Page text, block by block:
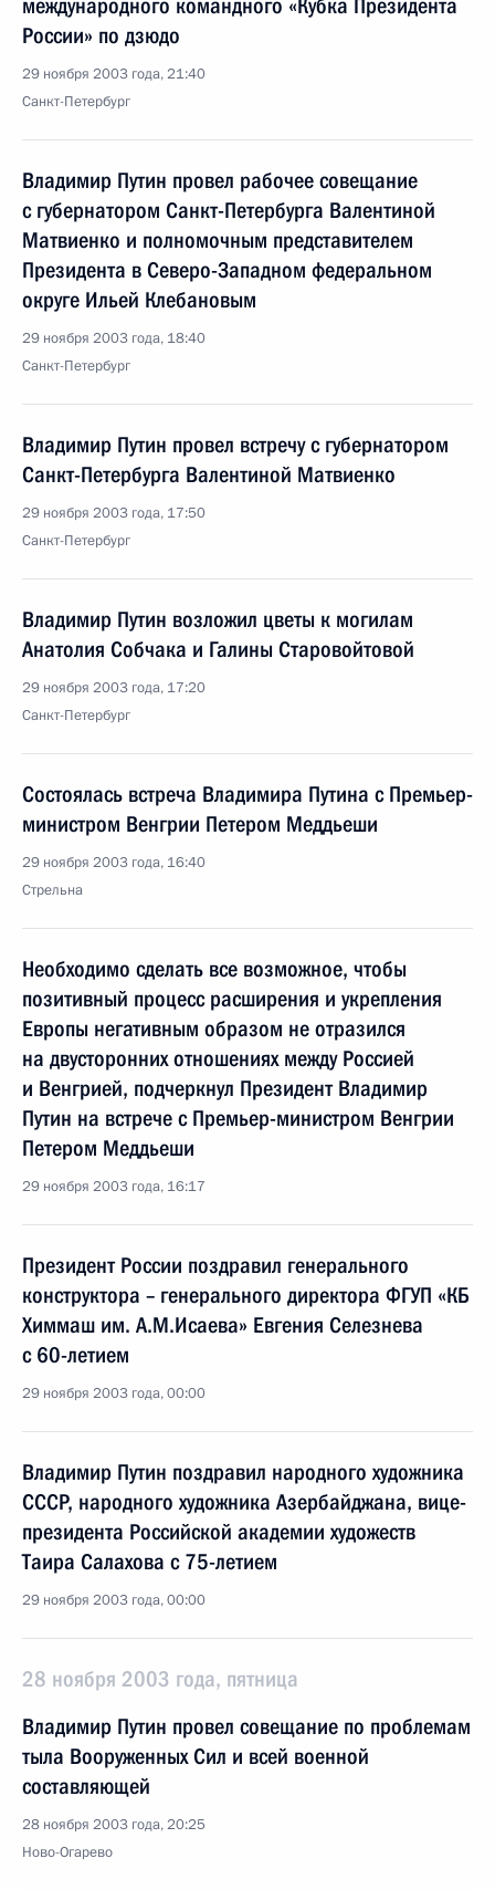
международного командного «Кубка Президента
России» по дзюдо
29 ноября 2003 года, 21:40
Санкт-Петербург
Владимир Путин провел рабочее совещание
с губернатором Санкт-Петербурга Валентиной
Матвиенко и полномочным представителем
Президента в Северо-Западном федеральном
округе Ильей Клебановым
29 ноября 2003 года, 18:40
Санкт-Петербург
Владимир Путин провел встречу с губернатором
Санкт-Петербурга Валентиной Матвиенко
29 ноября 2003 года, 17:50
Санкт-Петербург
Владимир Путин возложил цветы к могилам
Анатолия Собчака и Галины Старовойтовой
29 ноября 2003 года, 17:20
Санкт-Петербург
Состоялась встреча Владимира Путина с Премьер-
министром Венгрии Петером Меддьеши
29 ноября 2003 года, 16:40
Стрельна
Необходимо сделать все возможное, чтобы
позитивный процесс расширения и укрепления
Европы негативным образом не отразился
на двусторонних отношениях между Россией
и Венгрией, подчеркнул Президент Владимир
Путин на встрече с Премьер-министром Венгрии
Петером Меддьеши
29 ноября 2003 года, 16:17
Президент России поздравил генерального
конструктора – генерального директора ФГУП «КБ
Химмаш им. А.М.Исаева» Евгения Селезнева
с 60-летием
29 ноября 2003 года, 00:00
Владимир Путин поздравил народного художника
СССР, народного художника Азербайджана, вице-
президента Российской академии художеств
Таира Салахова с 75-летием
29 ноября 2003 года, 00:00
28 ноября 2003 года, пятница
Владимир Путин провел совещание по проблемам
тыла Вооруженных Сил и всей военной
составляющей
28 ноября 2003 года, 20:25
Ново-Огарево